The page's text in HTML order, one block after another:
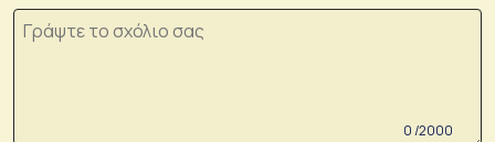
0 /2000